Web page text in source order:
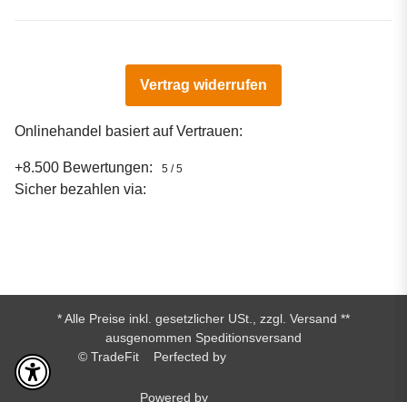
Vertrag widerrufen
Onlinehandel basiert auf Vertrauen:
+8.500 Bewertungen: 5 / 5
Sicher bezahlen via:
* Alle Preise inkl. gesetzlicher USt., zzgl. Versand **
ausgenommen Speditionsversand
© TradeFit
Perfected by
Powered by